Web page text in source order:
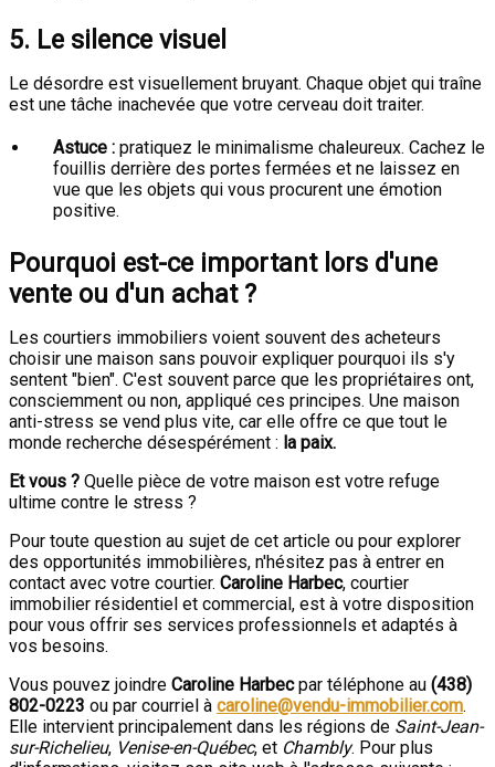
5. Le silence visuel
Le désordre est visuellement bruyant. Chaque objet qui traîne
est une tâche inachevée que votre cerveau doit traiter.
Astuce : pratiquez le minimalisme chaleureux. Cachez le
fouillis derrière des portes fermées et ne laissez en
vue que les objets qui vous procurent une émotion
positive.
Pourquoi est-ce important lors d'une
vente ou d'un achat ?
Les courtiers immobiliers voient souvent des acheteurs
choisir une maison sans pouvoir expliquer pourquoi ils s'y
sentent "bien". C'est souvent parce que les propriétaires ont,
consciemment ou non, appliqué ces principes. Une maison
anti-stress se vend plus vite, car elle offre ce que tout le
monde recherche désespérément : la paix.
Et vous ? Quelle pièce de votre maison est votre refuge
ultime contre le stress ?
Pour toute question au sujet de cet article ou pour explorer
des opportunités immobilières, n'hésitez pas à entrer en
contact avec votre courtier. Caroline Harbec, courtier
immobilier résidentiel et commercial, est à votre disposition
pour vous offrir ses services professionnels et adaptés à
vos besoins.
Vous pouvez joindre Caroline Harbecpar téléphone au (438)
802-0223 ou par courriel à caroline@vendu-immobilier.com.
Elle intervient principalement dans les régions de Saint-Jean-
sur-Richelieu, Venise-en-Québec, et Chambly. Pour plus